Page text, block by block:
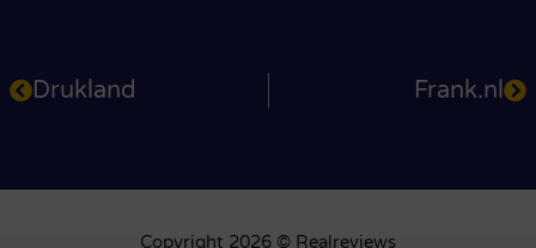
Drukland Frank.nl
Copyright 2026 © Realreviews